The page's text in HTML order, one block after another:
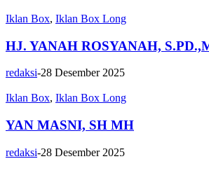
Iklan Box, Iklan Box Long
HJ. YANAH ROSYANAH,
redaksi-28 Desember 2025
Iklan Box, Iklan Box Long
YAN MASNI, SH MH
redaksi-28 Desember 2025